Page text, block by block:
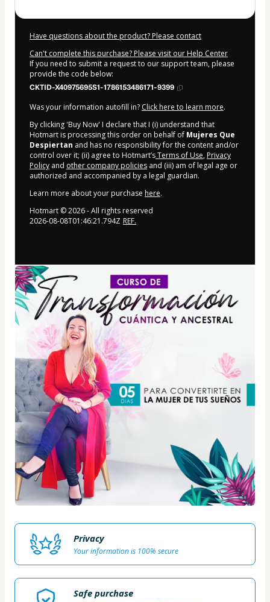
Have questions about the product? Please contact
Can't complete this purchase? Please visit our Help Center
If you need to submit a request to our support team, please
provide the code below:
CKTID-X40975695S1-1786153486171-9399
Was your information autofill in? Click here to learn more.
By clicking 'Buy Now' I declare that I (i) understand that
Hotmart is processing this order on behalf of Mujeres Que
Despiertan and has no responsibility for the content and/or
control over it; (ii) agree to Hotmart’sTerms of Use, Privacy
Policy and other company policies and (iii) am of legal age or
authorized and accompanied by a legal guardian.
Learn more about your purchase here.
Hotmart ©2026- All rights reserved
2026-08-08T01:46:21.794Z REF.
Privacy
Your information is 100% secure
Safe purchase